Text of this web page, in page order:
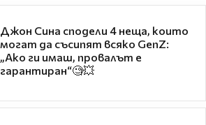
Джон Сина сподели 4 неща, които
могат да съсипят всяко GenZ:
„Ако ги имаш, провалът е
гарантиран“🧐💥